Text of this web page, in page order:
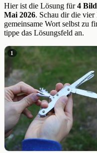
Hier ist die Lösung für4
Mai 2026. Schau dir die vier
gemeinsame Wort selbst zu
tippe das Lösungsfeld an.
1